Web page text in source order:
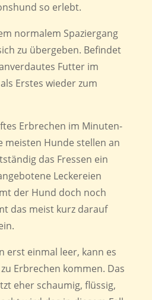
so erlebt.
normalem Spaziergang
zu übergeben. Befindet
Futter im
Erstes wieder zum
Erbrechen im Minuten-
meisten Hunde stellen an
das Fressen ein
Leckereien
der Hund doch noch
das meist kurz darauf
erst einmal leer, kann es
Erbrechen kommen. Das
eher schaumig, flüssig,